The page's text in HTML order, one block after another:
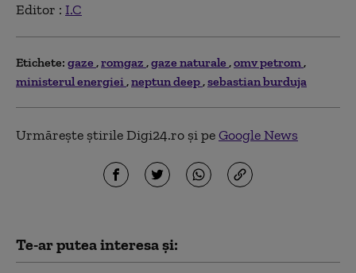
Editor : I.C
Etichete: gaze romgaz gaze naturale omv petrom
ministerul energiei neptun deep sebastian burduja
Urmărește știrile Digi24.ro și peGoogle News
Te-ar putea interesa și: